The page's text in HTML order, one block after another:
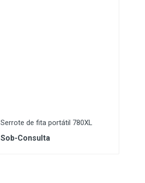
Serrote de fita portátil 780XL
Sob-Consulta